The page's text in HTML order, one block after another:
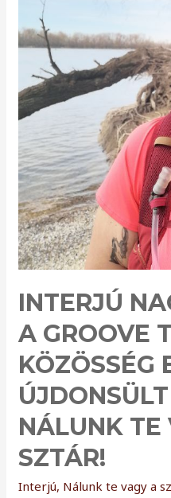
INTERJÚ
A GROOVE
KÖZÖSSÉG
NÁLUNK TE
SZTÁR!
Interjú, Nálunk te vagy a